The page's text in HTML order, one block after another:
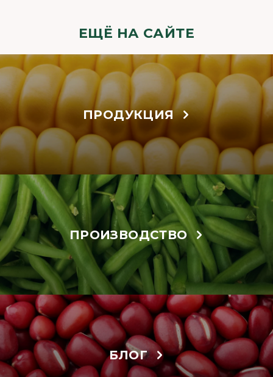
ЕЩЁ НА САЙТЕ
ПРОДУКЦИЯ
ПРОИЗВОДСТВО
БЛОГ